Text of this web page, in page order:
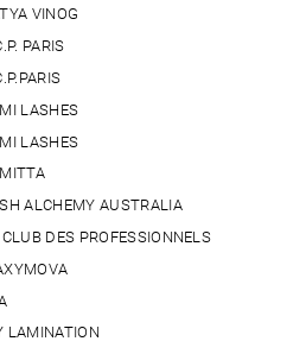
VINOG
PARIS
LASHES
LASHES
ALCHEMY AUSTRALIA
CLUB DES PROFESSIONNELS
LAMINATION